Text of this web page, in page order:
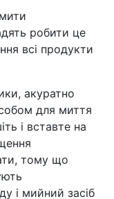
робити це
всі продукти
акуратно
для миття
і вставте на
тому що
і мийний засіб